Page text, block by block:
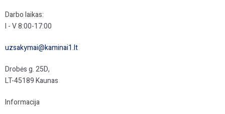
Darbo laikas:
I - V 8:00-17:00
uzsakymai@kaminai1.lt
Drobės g. 25D,
LT-45189 Kaunas
Informacija